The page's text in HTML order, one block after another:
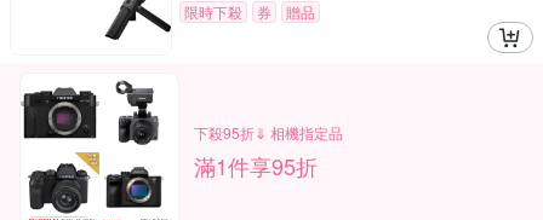
限時下殺
券 贈品
下殺95折⇓ 相機指定品
滿1件享95折